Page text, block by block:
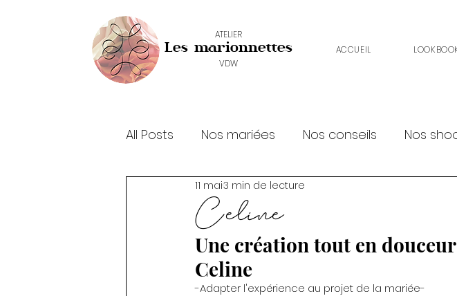
ATELIER
Les marionnettes
VDW
ACCUEIL
All Posts Nos mariées Nos conseils Nos
Celine
11 mai3 min de lecture
Une création tout en
Celine
-Adapter l'expérience au projet de la mariée-